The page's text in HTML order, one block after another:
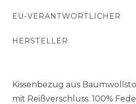
EU-VERANTWORTLICHER
HERSTELLER
Kissenbezug aus
mit Reißverschluss. 100%